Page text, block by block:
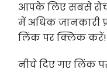
आपके लिए सबसे
में अधिक जानकारी
लिंक पर क्लिक करें!
नीचे दिए गए लिंक